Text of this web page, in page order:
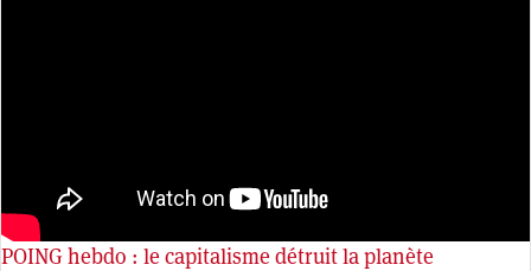
POING hebdo : le capitalisme détruit la planète